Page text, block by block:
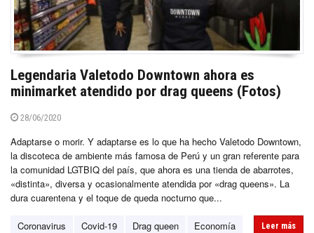
Legendaria Valetodo Downtown ahora es
minimarket atendido por drag queens (Fotos)
28/06/2020
Adaptarse o morir. Y adaptarse es lo que ha hecho Valetodo Downtown,
la discoteca de ambiente más famosa de Perú y un gran referente para
la comunidad LGTBIQ del país, que ahora es una tienda de abarrotes,
«distinta», diversa y ocasionalmente atendida por «drag queens». La
dura cuarentena y el toque de queda nocturno que...
Coronavirus Covid-19 Drag queen Economía Leer más